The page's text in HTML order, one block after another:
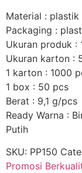
Material : plastik
Packaging :
Ukuran produk :
Ukuran karton :
1 karton : 1000
1 box : 50 pcs
Berat : 9,1 g/pcs
Ready Warna :
Putih
SKU: PP150
Promosi